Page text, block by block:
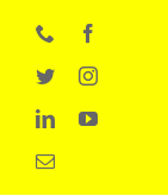
content